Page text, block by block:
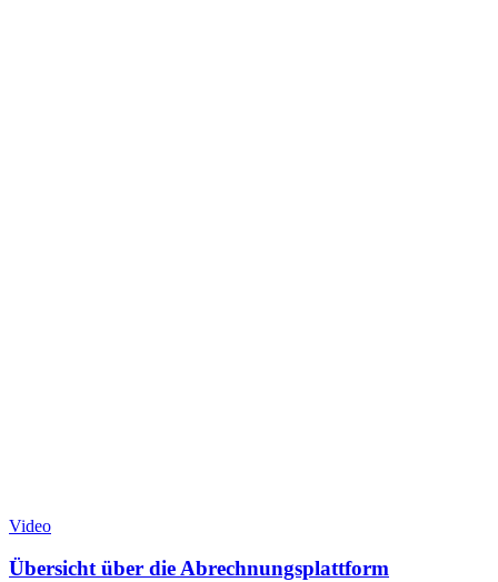
Video
Übersicht über die Abrechnungsplattform